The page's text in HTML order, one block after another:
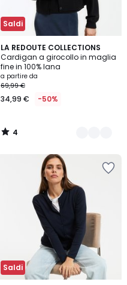
Saldi
LA REDOUTE COLLECTIONS
Cardigan a girocollo in maglia
fine in 100% lana
a partire da
69,99 €
34,99 € -50%
4
/
5
2
Colori
4
/
Saldi